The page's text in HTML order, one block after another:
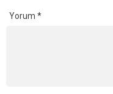
Yorum *